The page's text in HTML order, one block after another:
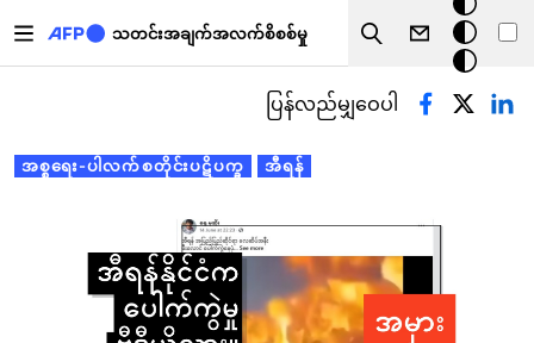
သတင်းအချက်အလက်စိစစ်မှု
Search
မှောင်
မုဒ်
အစ္စရေး-ပါလက်စတိုင်းပဋိပက္ခ အီရန်
ပြန်လည်မျှဝေပါ